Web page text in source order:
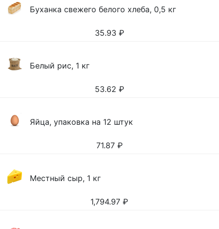
Буханка свежего белого хлеба, 0,5 кг
35.93 ₽
Белый рис, 1 кг
53.62 ₽
Яйца, упаковка на 12 штук
71.87 ₽
Местный сыр, 1 кг
1,794.97 ₽